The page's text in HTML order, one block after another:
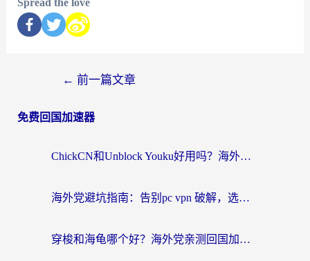
Spread the love
← 前一篇文章
免费回国加速器
ChickCN和Unblock Youku好用吗？海外党亲测3款回国加速器，附iOS免费选择指南
海外党避坑指南：告别pc vpn 破解，选对回国加速器轻松访问国内资源
穿梭和海龟哪个好？海外党亲测回国加速器，附电脑免费VPN推荐